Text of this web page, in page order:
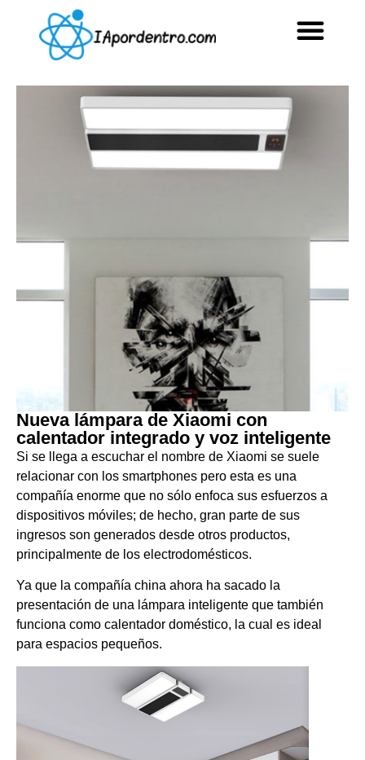
Nueva lámpara de Xiaomi con
calentador integrado y voz inteligente
Si se llega a escuchar el nombre de Xiaomi se suele
relacionar con los smartphones pero esta es una
compañía enorme que no sólo enfoca sus esfuerzos a
dispositivos móviles; de hecho, gran parte de sus
ingresos son generados desde otros productos,
principalmente de los electrodomésticos.
Ya que la compañía china ahora ha sacado la
presentación de una lámpara inteligente que también
funciona como calentador doméstico, la cual es ideal
para espacios pequeños.